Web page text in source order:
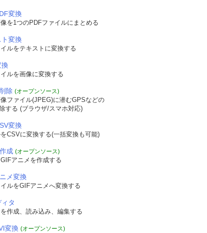
変換
を1つのPDFファイルにまとめる
ト変換
ルをテキストに変換する
換
ルを画像に変換する
除 (オープンソース)
ファイル(JPEG)に潜むGPSなどの
する (ブラウザ/スマホ対応)
変換
CSVに変換する(一括変換も可能)
成 (オープンソース)
アニメを作成する
メ変換
ルをGIFアニメへ変換する
タ
作成、読み込み、編集する
変換 (オープンソース)